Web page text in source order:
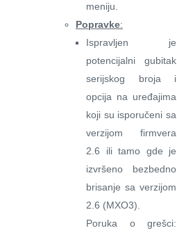
meniju.
Popravke:
Ispravljen je
potencijalni gubitak
serijskog broja i
opcija na uređajima
koji su isporučeni sa
verzijom firmvera
2.6 ili tamo gde je
izvršeno bezbedno
brisanje sa verzijom
2.6 (MXO3).
Poruka o grešci: